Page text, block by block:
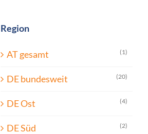
Region
AT gesamt (1)
DE bundesweit (20)
DE Ost (4)
DE Süd (2)